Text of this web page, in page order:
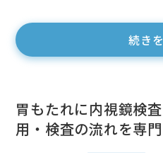
続き
胃もたれに内視鏡検
用・検査の流れを専